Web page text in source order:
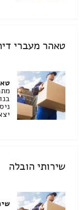
טאהר מעברי
שירותי הובלה